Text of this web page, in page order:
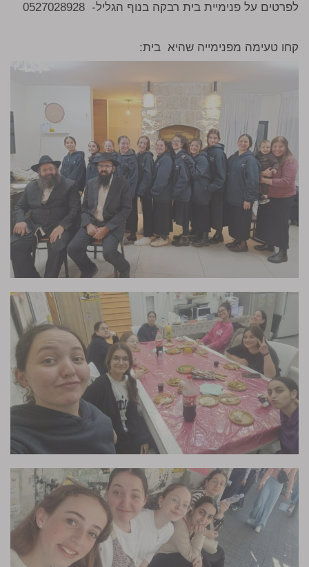
לפרטים על פנימיית בית רבקה בנוף הגליל- 0527028928
קחו טעימה מפנימייה שהיא בית: